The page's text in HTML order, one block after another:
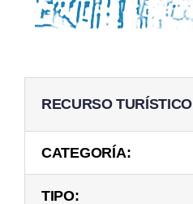
RECURSO TURÍSTICO
CATEGORÍA:
TIPO: